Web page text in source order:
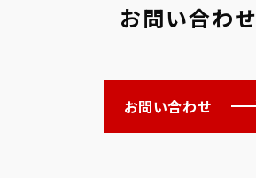
お問い合わせ
お問い合わせ